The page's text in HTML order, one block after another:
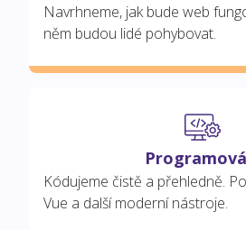
Navrhneme, jak bude web
něm budou lidé pohybovat.
Kódujeme čistě a přehledně.
Vue a další moderní nástroje.